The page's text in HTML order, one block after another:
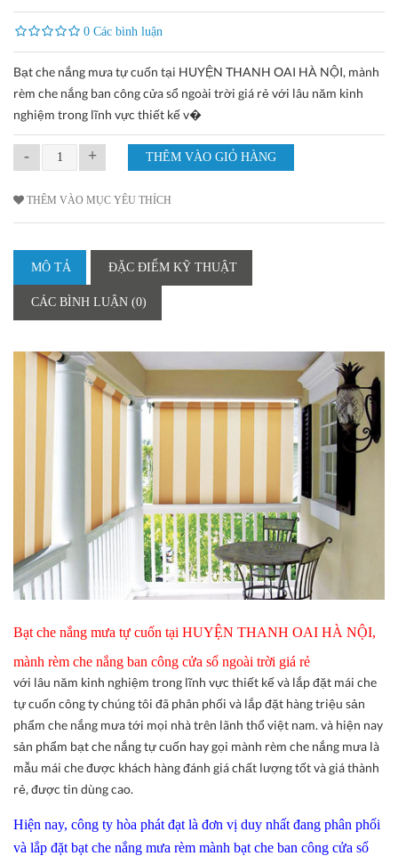
0 Các bình luận
Bạt che nắng mưa tự cuốn tại HUYỆN THANH OAI HÀ NỘI, mành
rèm che nắng ban công cửa sổ ngoài trời giá rẻ với lâu năm kinh
nghiệm trong lĩnh vực thiết kế v�
- +
THÊM VÀO MỤC YÊU THÍCH
MÔ TẢ ĐẶC ĐIỂM KỸ THUẬT
CÁC BÌNH LUẬN (0)
Bạt che nắng mưa tự cuốn tại HUYỆN THANH OAI HÀ NỘI,
mành rèm che nắng ban công cửa sổ ngoài trời giá rẻ
với lâu năm kinh nghiệm trong lĩnh vực thiết kế và lắp đặt mái che
tự cuốn công ty chúng tôi đã phân phối và lắp đặt hàng triệu sản
phẩm che nắng mưa tới mọi nhà trên lãnh thổ việt nam. và hiện nay
sản phẩm bạt che nắng tự cuốn hay gọi mành rèm che nắng mưa là
mẫu mái che được khách hàng đánh giá chất lượng tốt và giá thành
rẻ, được tin dùng cao.
Hiện nay, công ty hòa phát đạt là đơn vị duy nhất đang phân phối
và lắp đặt bạt che nắng mưa rèm mành bạt che ban công cửa sổ